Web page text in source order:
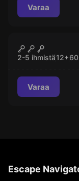
Varaa
Asteroideja
2-5 ihmistä12+60
Varaa
Escape